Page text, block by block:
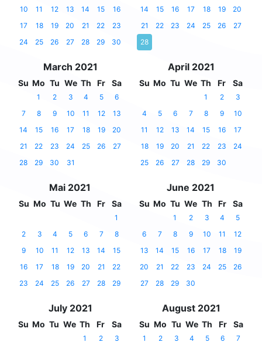
10 11 12 13 14 15
16
17
18 19 20 21 22
23
24
25 26 27 28 29 30
14 15 16 17 18 19
20
21
22 23 24 25 26
27
28
March 2021
Su Mo Tu We Th Fr Sa
1 2 3 4 5
6
7
8 9 10 11 12
13
14
15 16 17 18 19
20
21
22 23 24 25 26
27
28
29 30 31
April 2021
Su Mo Tu We Th Fr Sa
1 2
3
4
5 6 7 8 9
10
11
12 13 14 15 16
17
18
19 20 21 22 23
24
25
26 27 28 29 30
Mai 2021
Su Mo Tu We Th Fr Sa
1
2
3 4 5 6 7
8
9
10 11 12 13 14
15
16
17 18 19 20 21
22
23
24 25 26 27 28 29
June 2021
Su Mo Tu We Th Fr Sa
1 2 3 4
5
6
7 8 9 10 11
12
13
14 15 16 17 18
19
20
21 22 23 24 25
26
27
28 29 30
July 2021
Su Mo Tu We Th Fr Sa
1 2
3
August 2021
Su Mo Tu We Th Fr Sa
1 2 3 4 5 6
7